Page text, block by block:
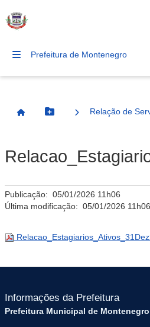
Prefeitura de Montenegro
Página InicialBotão Menu
Relação de
Publicação: 05/01/2026 11h06
Última modificação: 05/01/2026 11h06
Informações da Prefeitura
Prefeitura Municipal de Montenegro